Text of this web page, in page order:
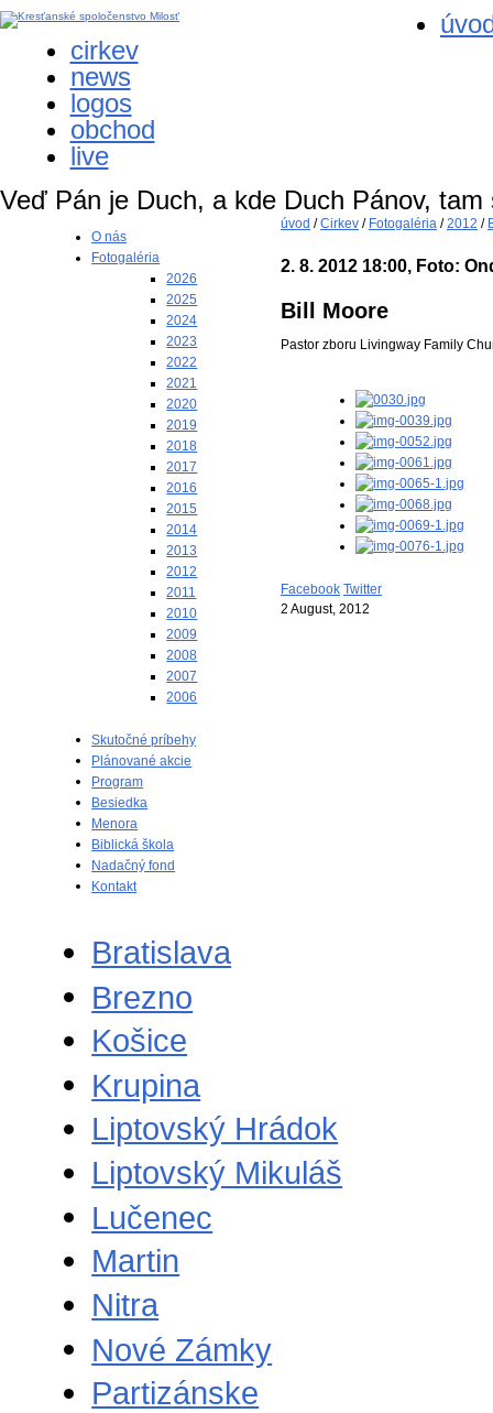
cirkev
news
logos
obchod
live
Veď Pán je Duch, a kde Duch Pánov,
O nás
Fotogaléria
2026
2025
2024
2023
2022
2021
2020
2019
2018
2017
2016
2015
2014
2013
2012
2011
2010
2009
2008
2007
2006
Skutočné príbehy
Plánované akcie
Program
Besiedka
Menora
Biblická škola
Nadačný fond
Kontakt
úvod /Cirkev / Fotogaléria /2012 /
2. 8. 2012 18:00, Foto:
Bill Moore
Pastor zboru Livingway Family
Facebook Twitter
2 August, 2012
Bratislava
Brezno
Košice
Krupina
Liptovský Hrádok
Liptovský Mikuláš
Lučenec
Martin
Nitra
Nové Zámky
Partizánske